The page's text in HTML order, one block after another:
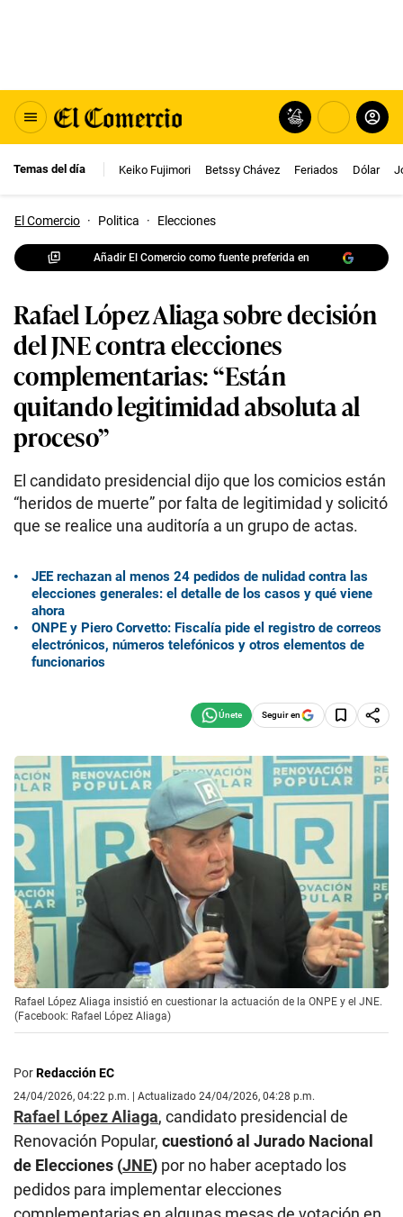
Temas del día Keiko Fujimori Betssy Chávez Feriados Dólar
El Comercio · Politica · Elecciones
Añadir El Comercio como fuente preferida en
Rafael López Aliaga sobre decisión
del JNE contra elecciones
complementarias: “Están
quitando legitimidad absoluta al
proceso”
El candidato presidencial dijo que los comicios están
“heridos de muerte” por falta de legitimidad y solicitó
que se realice una auditoría a un grupo de actas.
JEE rechazan al menos 24 pedidos de nulidad contra las
elecciones generales: el detalle de los casos y qué viene
ahora
ONPE y Piero Corvetto: Fiscalía pide el registro de correos
electrónicos, números telefónicos y otros elementos de
funcionarios
Seguir en
Rafael López Aliaga insistió en cuestionar la actuación de la ONPE y el JNE.
(Facebook: Rafael López Aliaga)
PorRedacción EC
24/04/2026, 04:22 p.m. | Actualizado 24/04/2026, 04:28 p.m.
Rafael López Aliaga, candidato presidencial de
Renovación Popular, cuestionó al Jurado Nacional
de Elecciones (JNE) por no haber aceptado los
pedidos para implementar elecciones